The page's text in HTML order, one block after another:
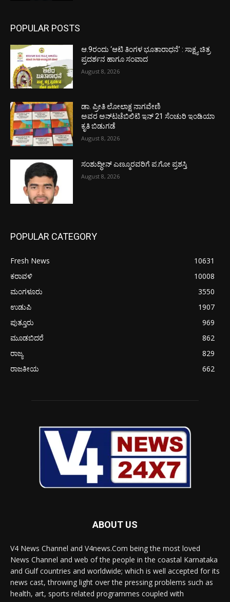
POPULAR POSTS
ಆ.9ರಂದು ‘ಆಟಿ ತಿಂಗಳ ಭೂತಾರಾಧನೆ’ : ಸಾಕ್ಷ್ಯ ಚಿತ್ರ
ಪ್ರದರ್ಶನ ಹಾಗೂ ಸಂವಾದ
August 8, 2026
ಡಾ. ಪ್ರೀತಿ ಲೋಲಾಕ್ಷ ನಾಗವೇಣಿ
ಅವರ ಅನ್‌ಟಚೆಬಿಲಿಟಿ ಇನ್ 21 ಸೆಂಚುರಿ ಇಂಡಿಯಾ
ಕೃತಿ ಬಿಡುಗಡೆ
August 8, 2026
ಸಂಶುದ್ಧೀನ್ ಎಣ್ಮೂರವರಿಗೆ ಪ.ಗೋ ಪ್ರಶಸ್ತಿ
August 8, 2026
POPULAR CATEGORY
Fresh News
10631
ಕರಾವಳಿ
10008
ಮಂಗಳೂರು
3550
ಉಡುಪಿ
1907
ಪುತ್ತೂರು
969
ಮೂಡಬಿದರೆ
862
ರಾಜ್ಯ
829
ರಾಜಕೀಯ
662
ABOUT US
V4 News Channel and V4news.Com being the most loved
News Channel and web of the people in the coastal Karnataka
and Gulf countries and worldwide; which is well accepted for its
news cast, throwing light over the pressing problems such as
health, art, sports related programmes coupled with